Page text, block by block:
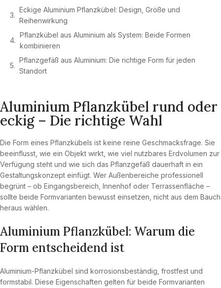
Aluminium Pflanzkübel rund oder
eckig – Die richtige Wahl
Die Form eines Pflanzkübels ist keine reine Geschmacksfrage. Sie
beeinflusst, wie ein Objekt wirkt, wie viel nutzbares Erdvolumen zur
Verfügung steht und wie sich das Pflanzgefäß dauerhaft in ein
Gestaltungskonzept einfügt. Wer Außenbereiche professionell
begrünt – ob Eingangsbereich, Innenhof oder Terrassenfläche –
sollte beide Formvarianten bewusst einsetzen, nicht aus dem Bauch
heraus wählen.
Aluminium Pflanzkübel: Warum die
Form entscheidend ist
Aluminium-Pflanzkübel sind korrosionsbeständig, frostfest und
formstabil. Diese Eigenschaften gelten für beide Formvarianten
Eckige Aluminium Pflanzkübel: Design, Größe und
Reihenwirkung
Pflanzkübel aus Aluminium als System: Beide Formen
kombinieren
Pflanzgefäß aus Aluminium: Die richtige Form für jeden
Standort